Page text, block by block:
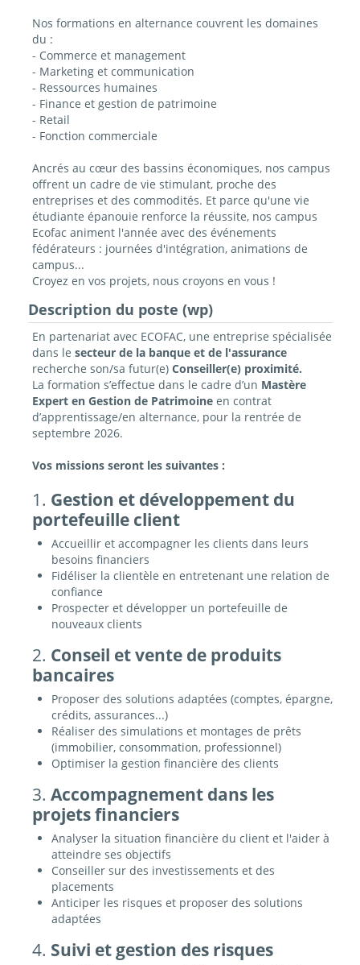
Nos formations en alternance couvrent les domaines
du :
- Commerce et management
- Marketing et communication
- Ressources humaines
- Finance et gestion de patrimoine
- Retail
- Fonction commerciale
Ancrés au cœur des bassins économiques, nos campus
offrent un cadre de vie stimulant, proche des
entreprises et des commodités. Et parce qu'une vie
étudiante épanouie renforce la réussite, nos campus
Ecofac animent l'année avec des événements
fédérateurs : journées d'intégration, animations de
campus...
Croyez en vos projets, nous croyons en vous !
Description du poste (wp)
En partenariat avec ECOFAC, une entreprise spécialisée
dans le secteur de la banque et de l'assurance
recherche son/sa futur(e) Conseiller(e) proximité.
La formation s’effectue dans le cadre d’un Mastère
Expert en Gestion de Patrimoine en contrat
d’apprentissage/en alternance, pour la rentrée de
septembre 2026.
Vos missions seront les suivantes :
1. Gestion et développement du
portefeuille client
Accueillir et accompagner les clients dans leurs
besoins financiers
Fidéliser la clientèle en entretenant une relation de
confiance
Prospecter et développer un portefeuille de
nouveaux clients
2. Conseil et vente de produits
bancaires
Proposer des solutions adaptées (comptes, épargne,
crédits, assurances...)
Réaliser des simulations et montages de prêts
(immobilier, consommation, professionnel)
Optimiser la gestion financière des clients
3. Accompagnement dans les
projets financiers
Analyser la situation financière du client et l'aider à
atteindre ses objectifs
Conseiller sur des investissements et des
placements
Anticiper les risques et proposer des solutions
adaptées
4. Suivi et gestion des risques